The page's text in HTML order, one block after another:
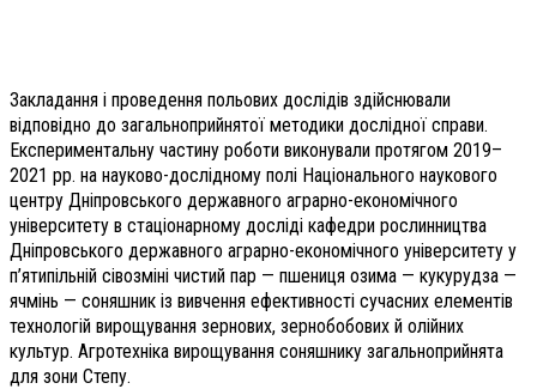
Закладання і проведення польових дослідів здійснювали
відповідно до загальноприйнятої методики дослідної справи.
Експериментальну частину роботи виконували протягом 2019–
2021 рр. на науково-дослідному полі Національного наукового
центру Дніпровського державного аграрно-економічного
університету в стаціонарному досліді кафедри рослинництва
Дніпровського державного аграрно-економічного університету у
п’ятипільній сівозміні чистий пар — пшениця озима — кукурудза —
ячмінь — соняшник із вивчення ефективності сучасних елементів
технологій вирощування зернових, зернобобових й олійних
культур. Агротехніка вирощування соняшнику загальноприйнята
для зони Степу.